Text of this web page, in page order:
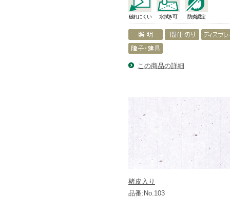
破れにくい 水拭き可 防炎認定
この商品の詳細
楮皮入り
品番:No.103